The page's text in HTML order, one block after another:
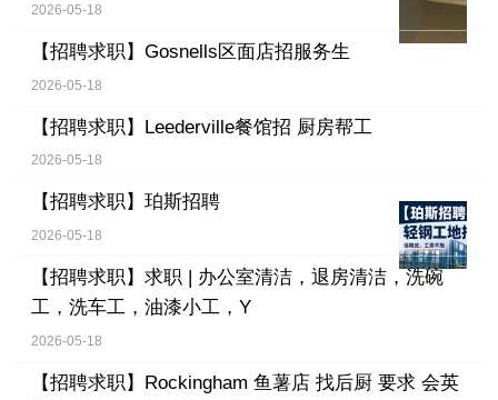
2026-05-18
【招聘求职】 Gosnells区面店招服务生
2026-05-18
【招聘求职】 Leederville餐馆招 厨房帮工
2026-05-18
【招聘求职】 珀斯招聘
2026-05-18
【招聘求职】 求职 | 办公室清洁，退房清洁，洗碗
工，洗车工，油漆小工，Y
2026-05-18
【招聘求职】 Rockingham 鱼薯店 找后厨 要求 会英